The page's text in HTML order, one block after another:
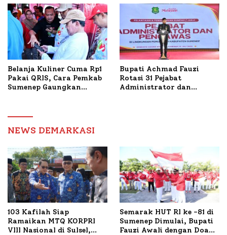
Dua Kecamatan
Belanja Kuliner Cuma Rp1
Pakai QRIS, Cara Pemkab
Sumenep Gaungkan
Bupati Achmad Fauzi
Rotasi 31 Pejabat
Administrator dan
NEWS DEMARKASI
103 Kafilah Siap
Ramaikan MTQ KORPRI
VIII Nasional di Sulsel,
Semarak HUT RI ke -81 di
Sumenep Dimulai, Bupati
Fauzi Awali dengan Doa